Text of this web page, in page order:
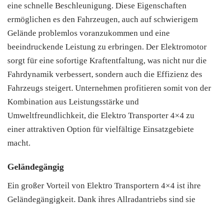
eine schnelle Beschleunigung. Diese Eigenschaften
ermöglichen es den Fahrzeugen, auch auf schwierigem
Gelände problemlos voranzukommen und eine
beeindruckende Leistung zu erbringen. Der Elektromotor
sorgt für eine sofortige Kraftentfaltung, was nicht nur die
Fahrdynamik verbessert, sondern auch die Effizienz des
Fahrzeugs steigert. Unternehmen profitieren somit von der
Kombination aus Leistungsstärke und
Umweltfreundlichkeit, die Elektro Transporter 4×4 zu
einer attraktiven Option für vielfältige Einsatzgebiete
macht.
Geländegängig
Ein großer Vorteil von Elektro Transportern 4×4 ist ihre
Geländegängigkeit. Dank ihres Allradantriebs sind sie